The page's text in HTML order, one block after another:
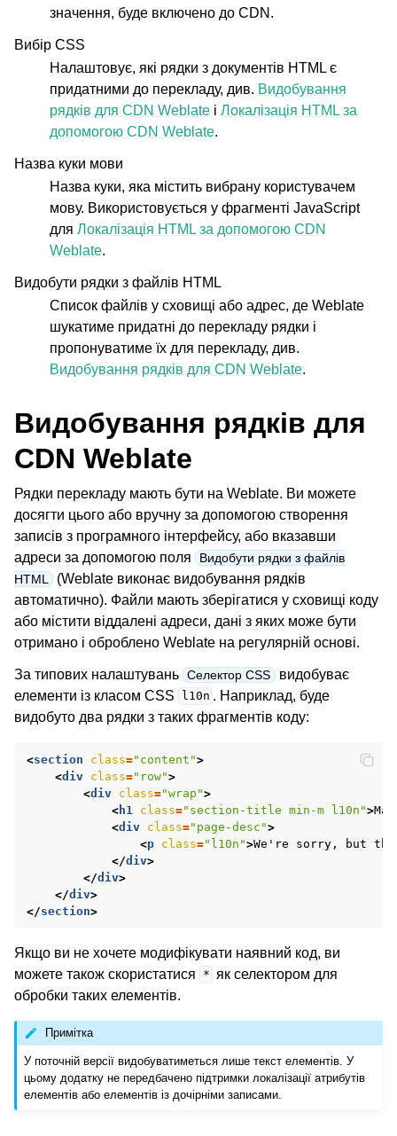
значення, буде включено до CDN.
Вибір CSS
Налаштовує, які рядки з документів HTML є
придатними до перекладу, див. Видобування
рядків для CDN Weblate і Локалізація HTML за
допомогою CDN Weblate.
Назва куки мови
Назва куки, яка містить вибрану користувачем
мову. Використовується у фрагменті JavaScript
для Локалізація HTML за допомогою CDN
Weblate.
Видобути рядки з файлів HTML
Список файлів у сховищі або адрес, де Weblate
шукатиме придатні до перекладу рядки і
пропонуватиме їх для перекладу, див.
Видобування рядків для CDN Weblate.
Видобування рядків для
CDN Weblate
Рядки перекладу мають бути на Weblate. Ви можете
досягти цього або вручну за допомогою створення
записів з програмного інтерфейсу, або вказавши
адреси за допомогою поля
Видобути рядки з файлів
HTML
(Weblate виконає видобування рядків
автоматично). Файли мають зберігатися у сховищі коду
або містити віддалені адреси, дані з яких може бути
отримано і оброблено Weblate на регулярній основі.
За типових налаштувань Селектор CSS видобуває
елементи із класом CSS
l10n . Наприклад, буде
видобуто два рядки з таких фрагментів коду:
<section class="content">
<div class="row">
<div class="wrap">
< h1 class="section-title min-m l10n">
<div class="page-desc">
<p class="l10n">We're sorry, but
</div>
</div>
</div>
</section>
Якщо ви не хочете модифікувати наявний код, ви
можете також скористатися
* як селектором для
обробки таких елементів.
Примітка
У поточній версії видобуватиметься лише текст елементів. У
цьому додатку не передбачено підтримки локалізації атрибутів
елементів або елементів із дочірніми записами.